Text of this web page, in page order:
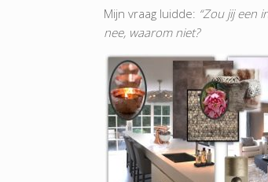
Mijn vraag luidde: “Zou jij een
nee, waarom niet?